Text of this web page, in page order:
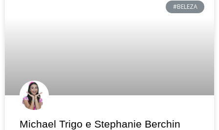
#BELEZA
Michael Trigo e Stephanie Berchin